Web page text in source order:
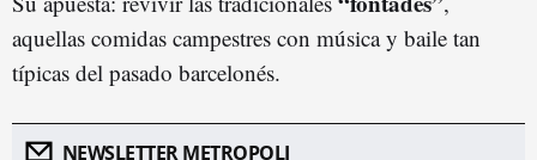
aquellas comidas campestres con música y baile tan
típicas del pasado barcelonés.
NEWSLETTER METROPOLI